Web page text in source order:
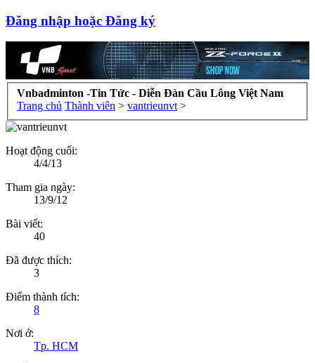
Đăng nhập hoặc Đăng ký
Vnbadminton -Tin Tức - Diễn Đàn Cầu Lông Việt Nam
Trang chủ Thành viên > vantrieunvt >
Hoạt động cuối:
4/4/13
Tham gia ngày:
13/9/12
Bài viết:
40
Đã được thích:
3
Điểm thành tích:
8
Nơi ở:
Tp. HCM